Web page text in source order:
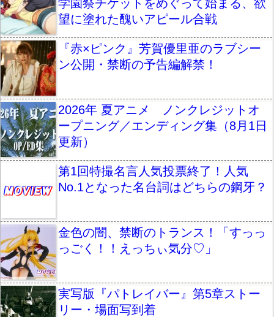
学園祭チケットをめぐって始まる、欲
望に塗れた醜いアピール合戦
『赤×ピンク』芳賀優里亜のラブシー
ン公開・禁断の予告編解禁！
2026年 夏アニメ ノンクレジットオ
ープニング／エンディング集（8月1日
更新）
第1回特撮名言人気投票終了！人気
No.1となった名台詞はどちらの鋼牙？
金色の闇、禁断のトランス！「すっっ
っごく！！えっちぃ気分♡」
実写版『パトレイバー』第5章ストー
リー・場面写到着